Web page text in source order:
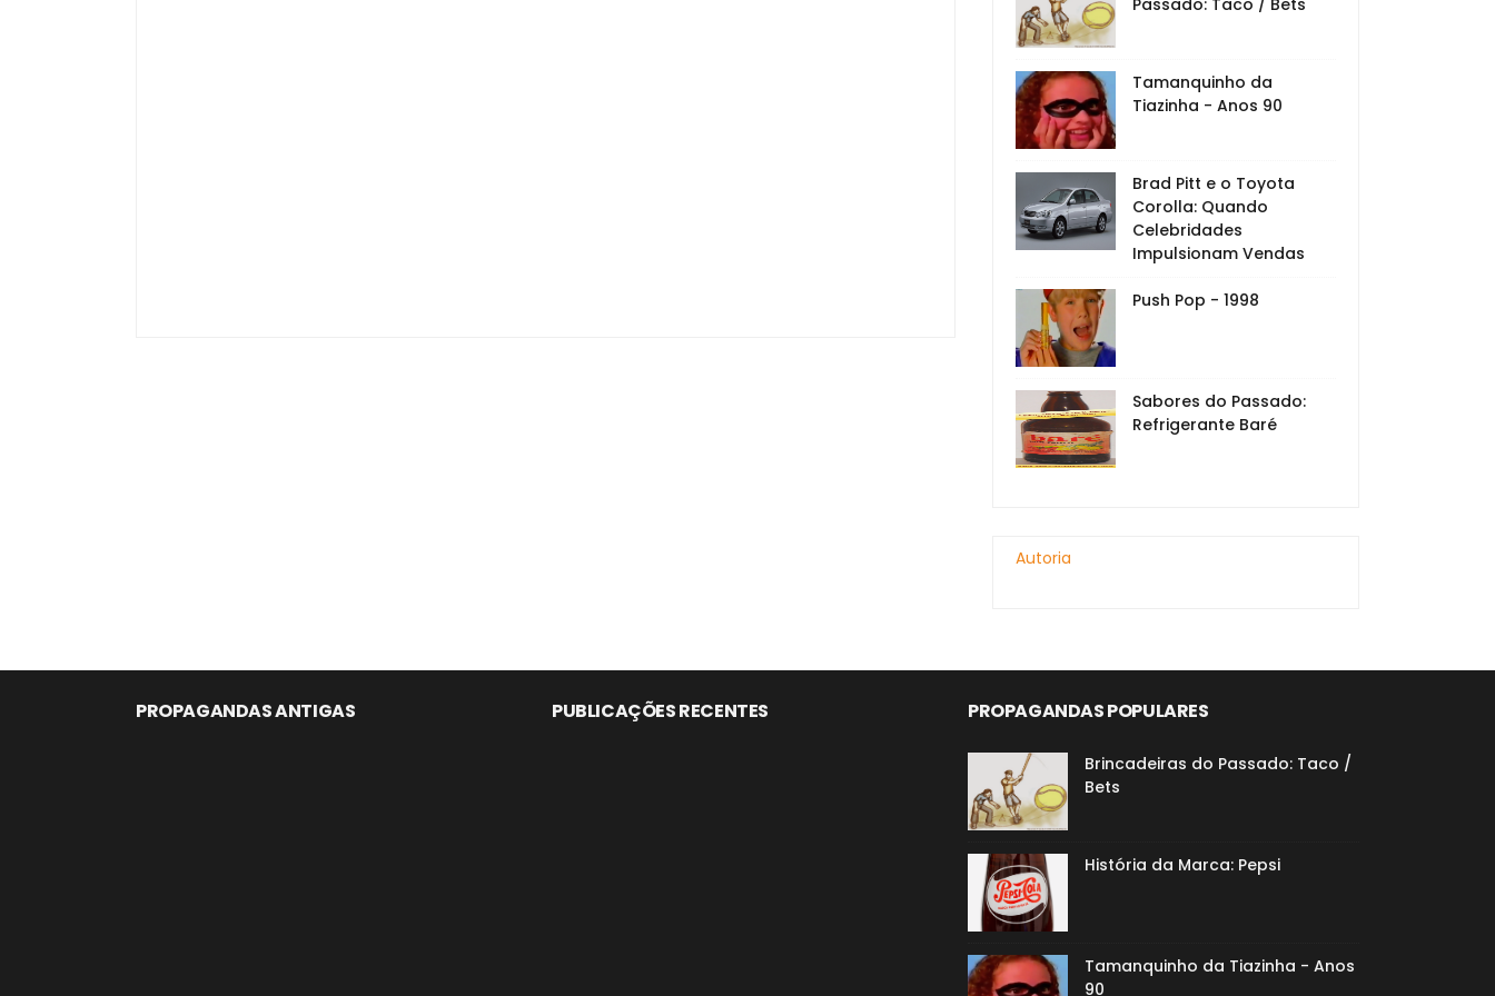
Passado: Taco / Bets
Tamanquinho da
Tiazinha - Anos 90
Brad Pitt e o Toyota
Corolla: Quando
Celebridades
Impulsionam Vendas
Push Pop - 1998
Sabores do Passado:
Refrigerante Baré
Autoria
PROPAGANDAS ANTIGAS PUBLICAÇÕES RECENTES PROPAGANDAS POPULARES
Brincadeiras do Passado: Taco /
Bets
História da Marca: Pepsi
Tamanquinho da Tiazinha - Anos
90